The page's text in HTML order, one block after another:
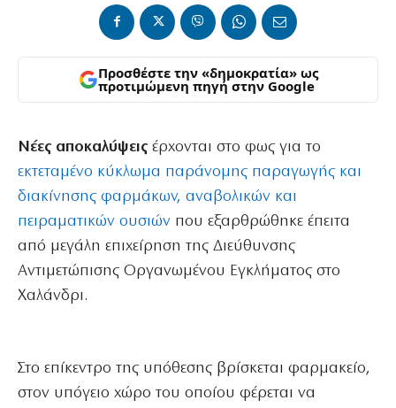
Προσθέστε την «δημοκρατία» ως
προτιμώμενη πηγή στην Google
Νέες αποκαλύψεις έρχονται στο φως για το
εκτεταμένο κύκλωμα παράνομης παραγωγής και
διακίνησης φαρμάκων, αναβολικών και
πειραματικών ουσιών που εξαρθρώθηκε έπειτα
από μεγάλη επιχείρηση της Διεύθυνσης
Αντιμετώπισης Οργανωμένου Εγκλήματος στο
Χαλάνδρι.
Στο επίκεντρο της υπόθεσης βρίσκεται φαρμακείο,
στον υπόγειο χώρο του οποίου φέρεται να